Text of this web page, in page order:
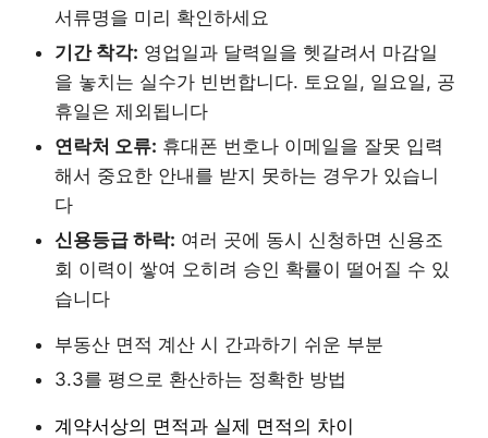
서류명을 미리 확인하세요
기간 착각: 영업일과 달력일을 헷갈려서 마감일
을 놓치는 실수가 빈번합니다. 토요일, 일요일, 공
휴일은 제외됩니다
연락처 오류: 휴대폰 번호나 이메일을 잘못 입력
해서 중요한 안내를 받지 못하는 경우가 있습니
다
신용등급 하락: 여러 곳에 동시 신청하면 신용조
회 이력이 쌓여 오히려 승인 확률이 떨어질 수 있
습니다
부동산 면적 계산 시 간과하기 쉬운 부분
3.3를 평으로 환산하는 정확한 방법
계약서상의 면적과 실제 면적의 차이